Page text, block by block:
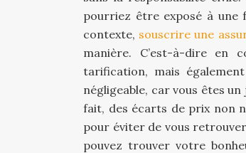
pourriez être exposé à une
contexte, souscrire une
manière. C’est-à-dire en
tarification, mais
négligeable, car vous êtes
fait, des écarts de prix non
pour éviter de vous
pouvez trouver votre